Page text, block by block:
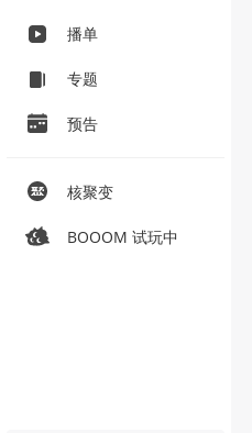
播单
专题
预告
核聚变
BOOOM 试玩中